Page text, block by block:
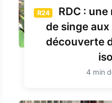
R24
RDC :
de singe
découverte
4 min